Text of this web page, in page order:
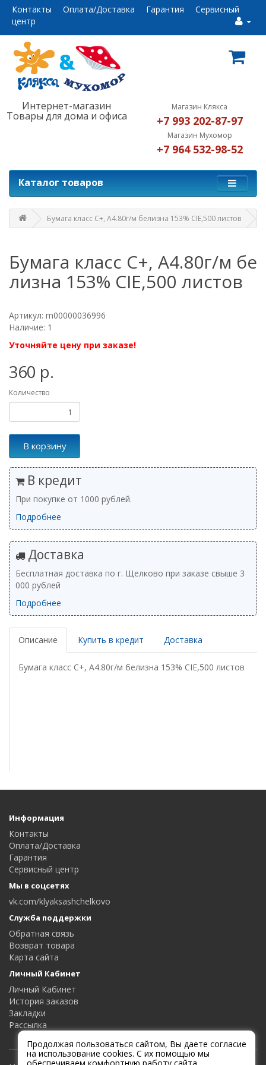
Контакты Оплата/Доставка Гарантия
Сервисный
центр
Интернет-магазин
Товары для дома и офиса
Магазин Клякса
+7 993 202-87-97
Магазин Мухомор
+7 964 532-98-52
Каталог товаров
Бумага класс С+, А4.80г/м белизна 153% CIE,500 листов
Бумага класс С+, А4.80г/м бе
лизна 153% CIE,500 листов
Артикул: m00000036996
Наличие: 1
Уточняйте цену при заказе!
360 р.
Количество
В корзину
В кредит
При покупке от 1000 рублей.
Подробнее
Доставка
Бесплатная доставка по г. Щелково при заказе свыше 3
000 рублей
Подробнее
Описание Купить в кредит Доставка
Бумага класс С+, А4.80г/м белизна 153% CIE,500 листов
Информация
Контакты
Оплата/Доставка
Гарантия
Сервисный центр
Мы в соцсетях
vk.com/klyaksashchelkovo
Служба поддержки
Обратная связь
Возврат товара
Карта сайта
Личный Кабинет
Личный Кабинет
История заказов
Закладки
Рассылка
Продолжая пользоваться сайтом, Вы даете согласие
на использование cookies. С их помощью мы